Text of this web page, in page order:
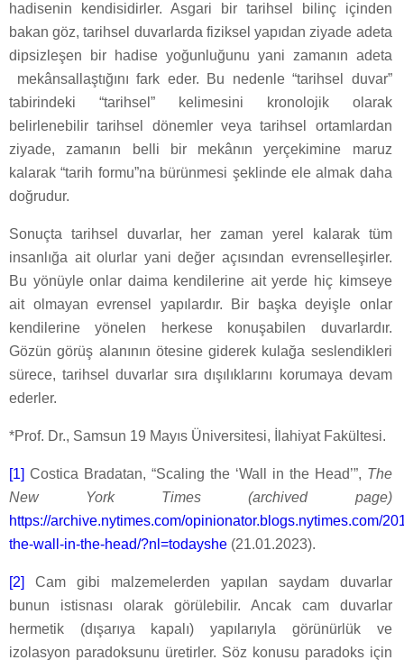
hadisenin kendisidirler. Asgari bir tarihsel bilinç içinden
bakan göz, tarihsel duvarlarda fiziksel yapıdan ziyade adeta
dipsizleşen bir hadise yoğunluğunu yani zamanın adeta
mekânsallaştığını fark eder. Bu nedenle “tarihsel duvar”
tabirindeki “tarihsel” kelimesini kronolojik olarak
belirlenebilir tarihsel dönemler veya tarihsel ortamlardan
ziyade, zamanın belli bir mekânın yerçekimine maruz
kalarak “tarih formu”na bürünmesi şeklinde ele almak daha
doğrudur.
Sonuçta tarihsel duvarlar, her zaman yerel kalarak tüm
insanlığa ait olurlar yani değer açısından evrenselleşirler.
Bu yönüyle onlar daima kendilerine ait yerde hiç kimseye
ait olmayan evrensel yapılardır. Bir başka deyişle onlar
kendilerine yönelen herkese konuşabilen duvarlardır.
Gözün görüş alanının ötesine giderek kulağa seslendikleri
sürece, tarihsel duvarlar sıra dışılıklarını korumaya devam
ederler.
*Prof. Dr., Samsun 19 Mayıs Üniversitesi, İlahiyat Fakültesi.
[1] Costica Bradatan, “Scaling the ‘Wall in the Head’”, The
New York Times (archived page)
https://archive.nytimes.com/opinionator.blogs.nytimes.com/
the-wall-in-the-head/?nl=todayshe (21.01.2023).
[2]
Cam gibi malzemelerden yapılan saydam duvarlar
bunun istisnası olarak görülebilir. Ancak cam duvarlar
hermetik (dışarıya kapalı) yapılarıyla görünürlük ve
izolasyon paradoksunu üretirler. Söz konusu paradoks için